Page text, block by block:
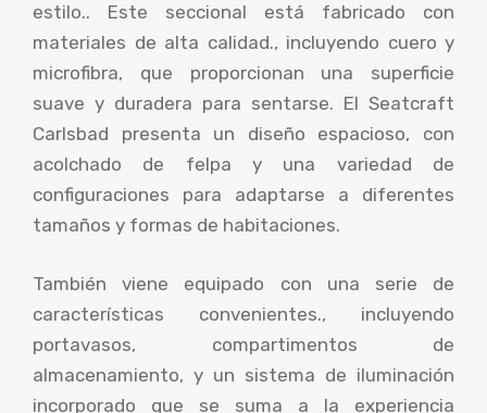
estilo.. Este seccional está fabricado con
materiales de alta calidad., incluyendo cuero y
microfibra, que proporcionan una superficie
suave y duradera para sentarse. El Seatcraft
Carlsbad presenta un diseño espacioso, con
acolchado de felpa y una variedad de
configuraciones para adaptarse a diferentes
tamaños y formas de habitaciones.
También viene equipado con una serie de
características convenientes., incluyendo
portavasos, compartimentos de
almacenamiento, y un sistema de iluminación
incorporado que se suma a la experiencia